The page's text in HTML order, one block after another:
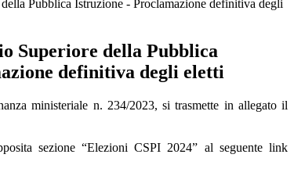
Pubblica Istruzione - Proclamazione definitiva degli
Superiore della Pubblica
definitiva degli eletti
ministeriale n. 234/2023, si trasmette in allegato il
sezione “Elezioni CSPI 2024” al seguente link